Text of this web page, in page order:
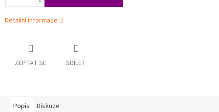
Detailní informace
ZEPTAT SE SDÍLET
Popis Diskuze